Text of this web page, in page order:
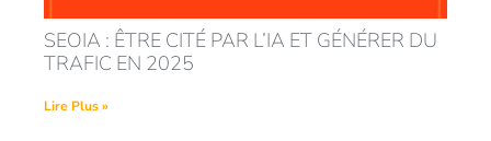
SEOIA : ÊTRE CITÉ PAR L’IA ET GÉNÉRER DU
TRAFIC EN 2025
Lire Plus »